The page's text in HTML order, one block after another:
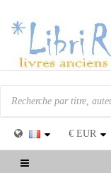
€ EUR
Basculer